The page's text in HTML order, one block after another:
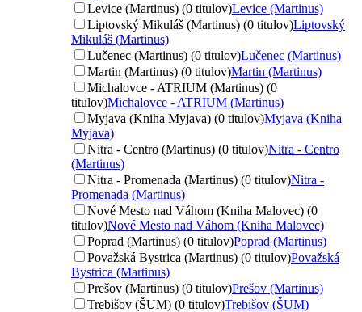
Levice (Martinus) (0 titulov)Levice (Martinus)
Liptovský Mikuláš (Martinus) (0 titulov)Liptovský
Mikuláš (Martinus)
Lučenec (Martinus) (0 titulov)Lučenec (Martinus)
Martin (Martinus) (0 titulov)Martin (Martinus)
Michalovce - ATRIUM (Martinus) (0
titulov)Michalovce - ATRIUM (Martinus)
Myjava (Kniha Myjava) (0 titulov)Myjava (Kniha
Myjava)
Nitra - Centro (Martinus) (0 titulov)Nitra - Centro
(Martinus)
Nitra - Promenada (Martinus) (0 titulov)Nitra -
Promenada (Martinus)
Nové Mesto nad Váhom (Kniha Malovec) (0
titulov)Nové Mesto nad Váhom (Kniha Malovec)
Poprad (Martinus) (0 titulov)Poprad (Martinus)
Považská Bystrica (Martinus) (0 titulov)Považská
Bystrica (Martinus)
Prešov (Martinus) (0 titulov)Prešov (Martinus)
Trebišov (ŠUM) (0 titulov)Trebišov (ŠUM)